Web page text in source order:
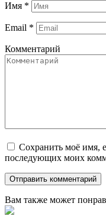
Имя *
Email *
Комментарий
Сохранить моё имя,
последующих моих
Вам также может